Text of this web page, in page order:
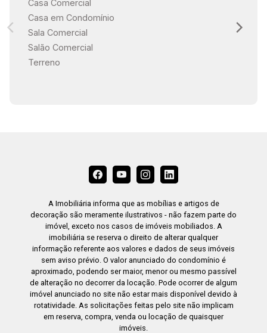
conforto. Composta por uma sala de estar
integrada, uma churrasqueira de alto padrão e
um sofisticado balcão em granito preto, o
para três veículos, garantindo comodidade e
segurança para seus moradores. Se você busca
uma residência que une luxo, conforto e
natureza em perfeita harmonia, essa é a
oportunidade perfeita. Agende uma visita e
descubra o que significa viver com
exclusividade no Alphaville Nova Esplanada 1.
Casa Comercial
Casa em Condomínio
Sala Comercial
Salão Comercial
Terreno
A Imobiliária informa que as mobílias e artigos de
decoração são meramente ilustrativos - não fazem parte do
imóvel, exceto nos casos de imóveis mobiliados. A
imobiliária se reserva o direito de alterar qualquer
informação referente aos valores e dados de seus imóveis
sem aviso prévio. O valor anunciado do condomínio é
aproximado, podendo ser maior, menor ou mesmo passível
de alteração no decorrer da locação. Pode ocorrer de algum
imóvel anunciado no site não estar mais disponível devido à
rotatividade. As solicitações feitas pelo site não implicam
em reserva, compra, venda ou locação de quaisquer
imóveis.